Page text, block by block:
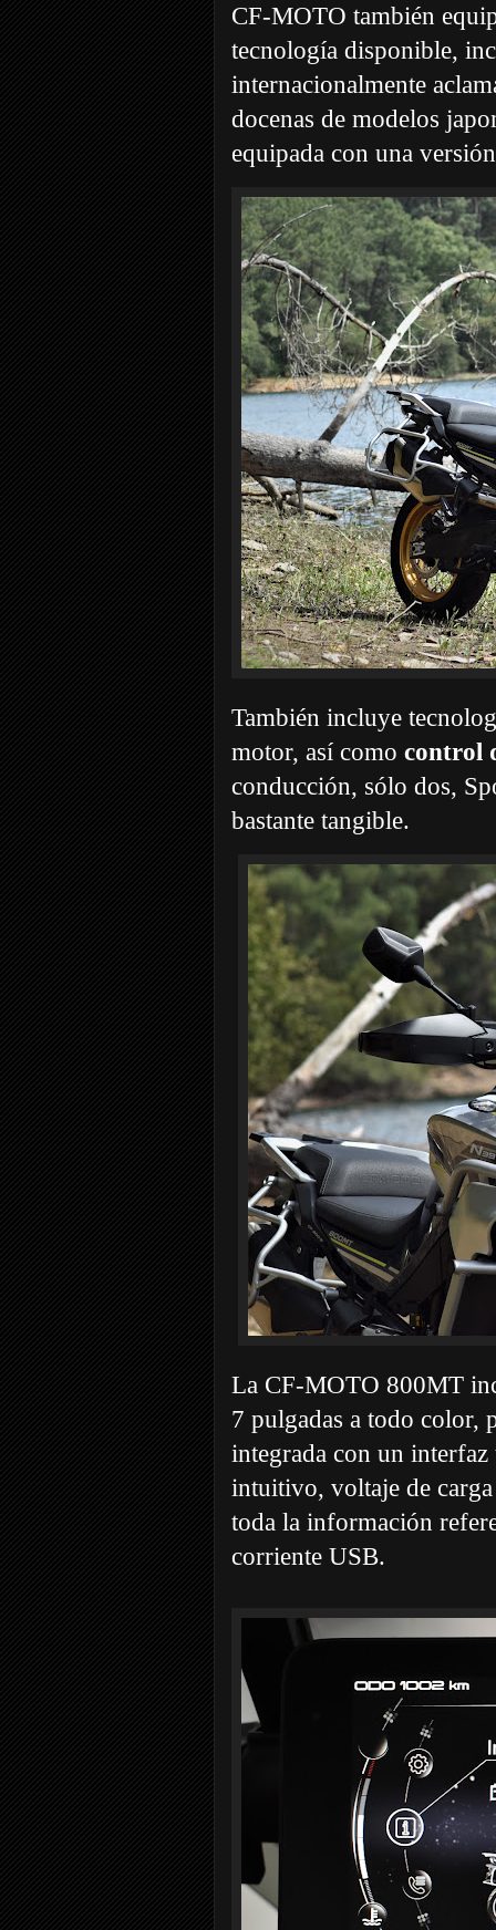
CF-MOTO también
tecnología disponible,
internacionalmente
docenas de modelos
equipada con una
También incluye
motor, así como control
conducción, sólo dos,
bastante tangible.
La CF-MOTO 800MT
7 pulgadas a todo color,
integrada con un
intuitivo, voltaje de
toda la información
corriente USB.